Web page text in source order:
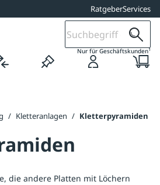
RatgeberServices
Nur für Geschäftskunden1
/ Kletteranlagen / Kletterpyramiden
die andere Platten mit Löchern